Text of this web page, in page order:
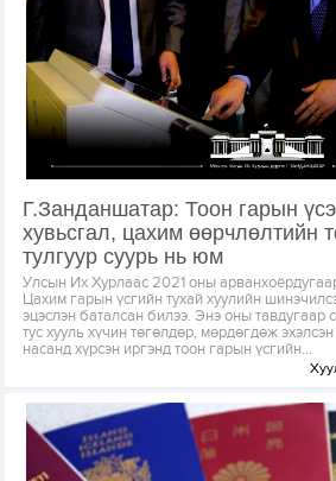
Г.Занданшатар: Тоон гарын
хувьсгал, цахим өөрчлөлтийн
тулгуур суурь нь юм
Улсын Их Хурлаас 2021 оны
Цахим гарын үсгийн тухай хуулийн
эцэслэн баталсан билээ. Энэ оны тавдугаар
тус хууль хүчин төгөлдөр, мөрдөгдөж
насанд хүрсэн иргэнд тоон гарын үсгийн...